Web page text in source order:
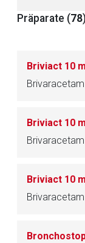
Präparate (78)
Brivaracetam
Briviact 10
Brivaracetam
Briviact 10
Brivaracetam
Aufruf
Seite. Für die
Betreiber